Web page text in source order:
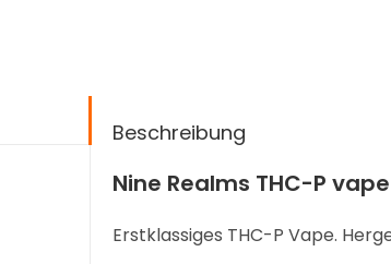
Beschreibung
Nine Realms THC-P
Erstklassiges THC-P Vape.